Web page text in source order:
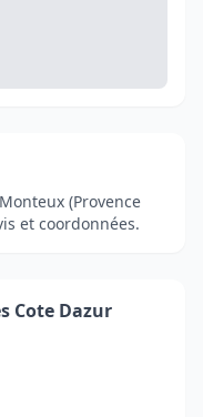
(Provence
et coordonnées.
Cote Dazur